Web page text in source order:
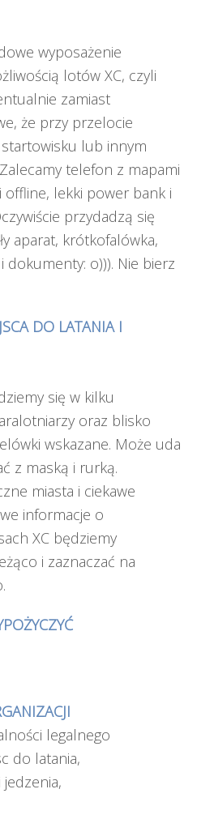
wyposażenie
lotów XC, czyli
zamiast
że przy przelocie
lub innym
telefon z mapami
lekki power bank i
przydadzą się
aparat, krótkofalówka,
dokumenty: o))). Nie bierz
DO LATANIA I
się w kilku
oraz blisko
wskazane. Może uda
z maską i rurką.
miasta i ciekawe
informacje o
XC będziemy
i zaznaczać na
legalnego
do latania,